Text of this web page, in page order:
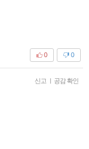
0
0
신고 | 공감 확인